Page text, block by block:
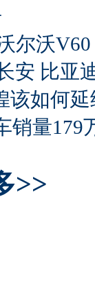
尔沃
安 比亚
该如何延
销量179
>>